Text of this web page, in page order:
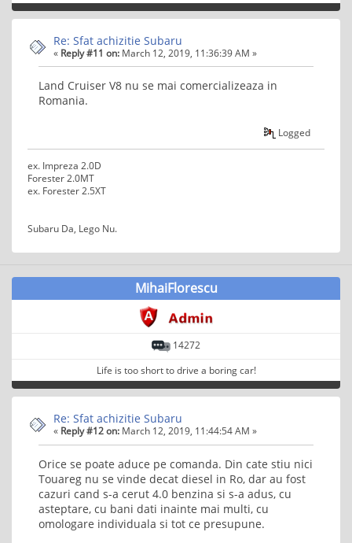
Re: Sfat achizitie Subaru
« Reply #11 on: March 12, 2019, 11:36:39 AM »
Land Cruiser V8 nu se mai comercializeaza in
Romania.
Logged
ex. Impreza 2.0D
Forester 2.0MT
ex. Forester 2.5XT
Subaru Da, Lego Nu.
MihaiFlorescu
14272
Life is too short to drive a boring car!
Re: Sfat achizitie Subaru
« Reply #12 on: March 12, 2019, 11:44:54 AM »
Orice se poate aduce pe comanda. Din cate stiu nici
Touareg nu se vinde decat diesel in Ro, dar au fost
cazuri cand s-a cerut 4.0 benzina si s-a adus, cu
asteptare, cu bani dati inainte mai multi, cu
omologare individuala si tot ce presupune.